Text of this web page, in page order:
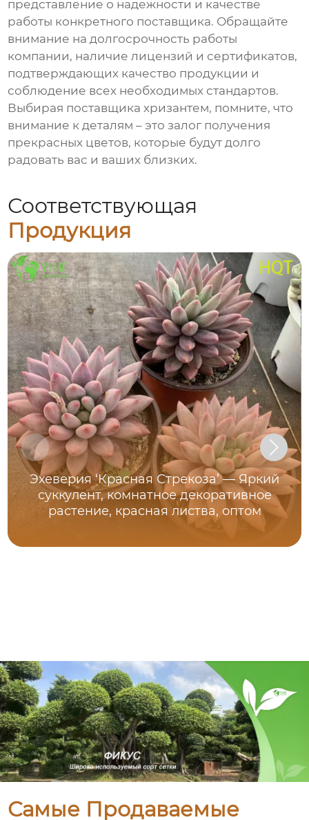
представление о надежности и качестве
работы конкретного поставщика. Обращайте
внимание на долгосрочность работы
компании, наличие лицензий и сертификатов,
подтверждающих качество продукции и
соблюдение всех необходимых стандартов.
Выбирая поставщика хризантем, помните, что
внимание к деталям – это залог получения
прекрасных цветов, которые будут долго
радовать вас и ваших близких.
Соответствующая
Продукция
Эхеверия ‘Красная Стрекоза’ — Яркий
суккулент, комнатное декоративное
растение, красная листва, оптом
Самые Продаваемые